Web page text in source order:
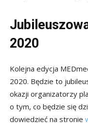
2020
Kolejna edycja
2020. Będzie to
okazji organizatorzy
o tym, co będzie się
dowiedzieć na stronie